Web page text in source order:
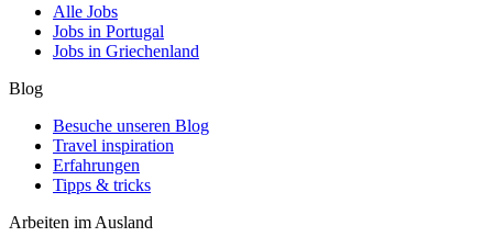
Alle Jobs
Jobs in Portugal
Jobs in Griechenland
Blog
Besuche unseren Blog
Travel inspiration
Erfahrungen
Tipps & tricks
Arbeiten im Ausland